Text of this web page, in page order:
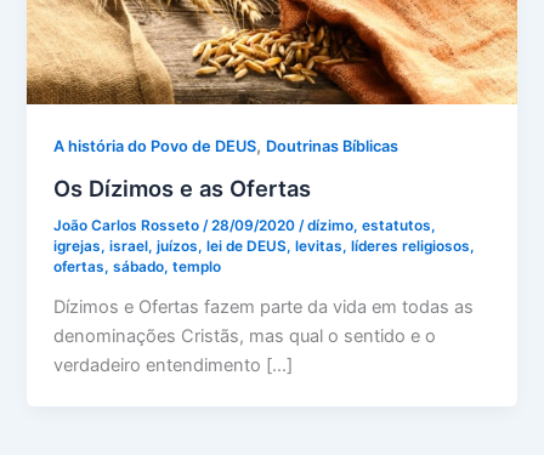
A história do Povo de DEUS, Doutrinas Bíblicas
Os Dízimos e as Ofertas
João Carlos Rosseto /28/09/2020 /dízimo,estatutos,
igrejas,israel,juízos,lei de DEUS,levitas,líderes religiosos,
ofertas,sábado,templo
Dízimos e Ofertas fazem parte da vida em todas as
denominações Cristãs, mas qual o sentido e o
verdadeiro entendimento […]